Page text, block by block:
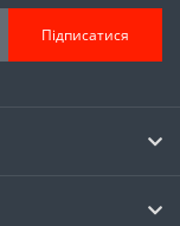
Підписатися